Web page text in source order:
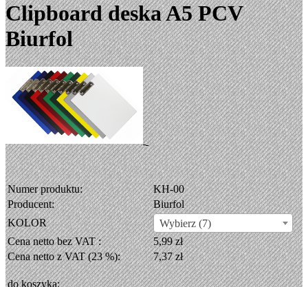
Clipboard deska A5 PCV
Biurfol
Numer produktu:
KH-00
Producent:
Biurfol
KOLOR
Wybierz (7)
Cena netto bez VAT :
5,99 zł
Cena netto z VAT (23 %):
7,37 zł
do koszyka: